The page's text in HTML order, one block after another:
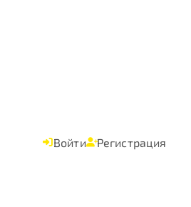
Войти Регистрация